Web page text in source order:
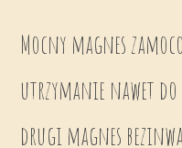
Mocny magnes
utrzymanie nawet
drugi magnes